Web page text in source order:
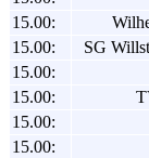
15.00:
15.00:
SG
15.00:
15.00:
15.00:
15.00: